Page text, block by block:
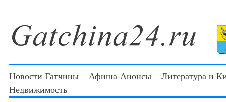
Новости Гатчины Афиша-Анонсы
Литература и
Недвижимость